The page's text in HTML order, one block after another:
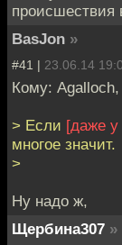
происшествия
BasJon »
#41 | 23.06.14
Кому: Agalloch,
> Если [даже у
многое значит.
>
Ну надо ж,
Щербина307 »